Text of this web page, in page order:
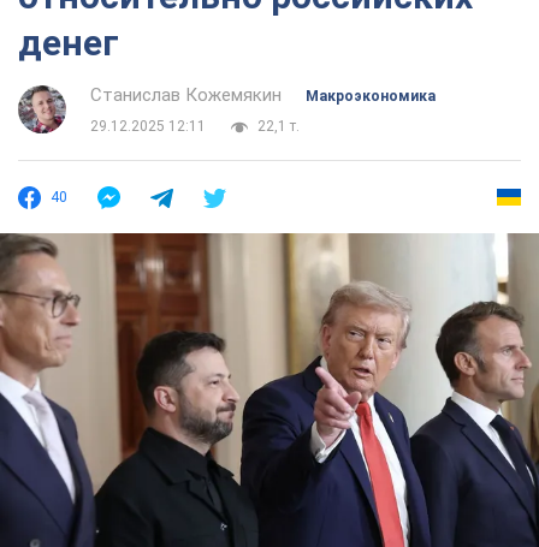
денег
Станислав Кожемякин
Mакроэкономика
29.12.2025 12:11
22,1 т.
40